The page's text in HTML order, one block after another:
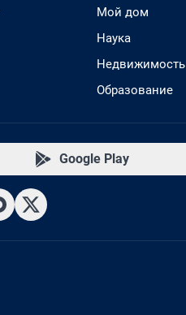
Мой дом
Наука
Недвижимость
Образование
Google Play